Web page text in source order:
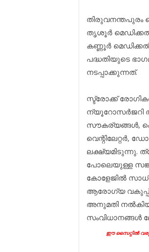
തിരുവനന്തപുരം
തൃശൂര്‍ മെഡിക്കല്‍
കണ്ണൂര്‍
പദ്ധതിയുടെ
നടപ്പാക്കുന്നത്.
സ്ട്രോക്ക്
ന്യൂറോസര്‍ജറി
സൗകര്യങ്ങള്‍,
വെന്റിലേറ്റര്‍,
ലക്ഷ്യമിടുന്നു.
പോലെയുള്ള
കോളേജില്‍
ആരോഗ്യ
അനുമതി
സംവിധാനങ്ങള്‍
ഈ സൈറ്റിൽ